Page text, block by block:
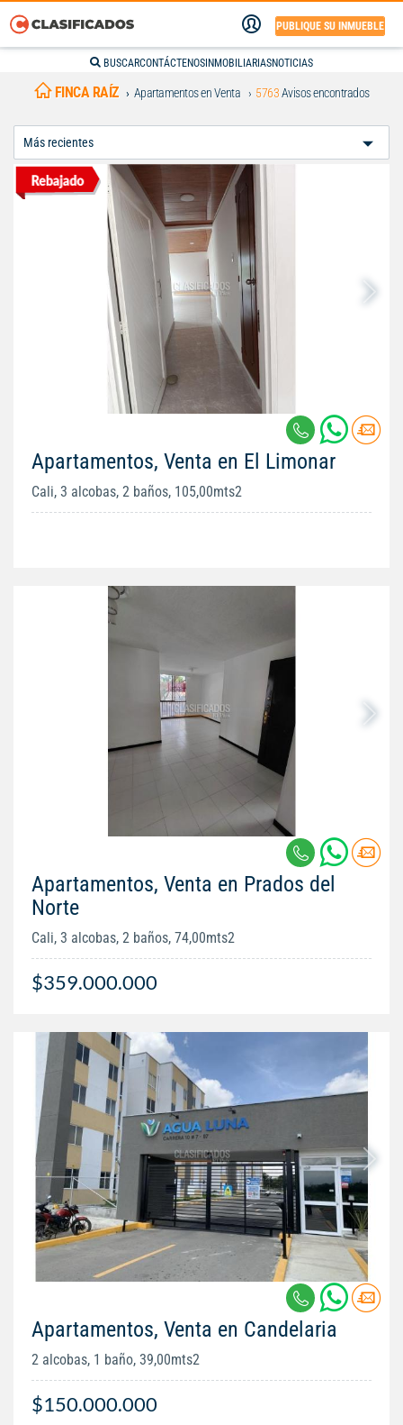
PUBLIQUE SU INMUEBLE
BUSCARCONTÁCTENOS INMOBILIARIASNOTICIAS
FINCA RAÍZ Apartamentos en Venta 5763Avisos encontrados
Apartamentos, Venta en El Limonar
Cali, 3 alcobas, 2 baños, 105,00mts2
Apartamentos, Venta en Prados del
Norte
Cali, 3 alcobas, 2 baños, 74,00mts2
$359.000.000
Apartamentos, Venta en Candelaria
2 alcobas, 1 baño, 39,00mts2
$150.000.000